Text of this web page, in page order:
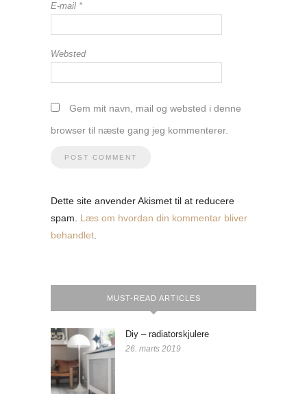
E-mail *
Websted
Gem mit navn, mail og websted i denne
browser til næste gang jeg kommenterer.
Dette site anvender Akismet til at reducere
spam. Læs om hvordan din kommentar bliver
behandlet
MUST-READ ARTICLES
Diy – radiatorskjulere
26. marts 2019